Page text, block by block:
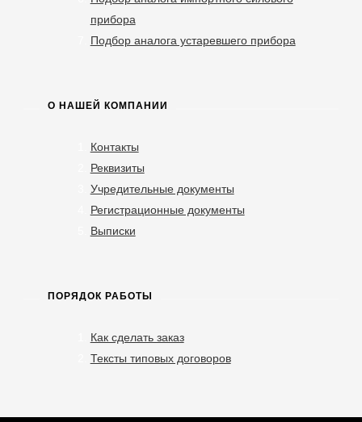
прибора
Подбор аналога устаревшего прибора
О НАШЕЙ КОМПАНИИ
Контакты
Реквизиты
Учредительные документы
Регистрационные документы
Выписки
ПОРЯДОК РАБОТЫ
Как сделать заказ
Тексты типовых договоров